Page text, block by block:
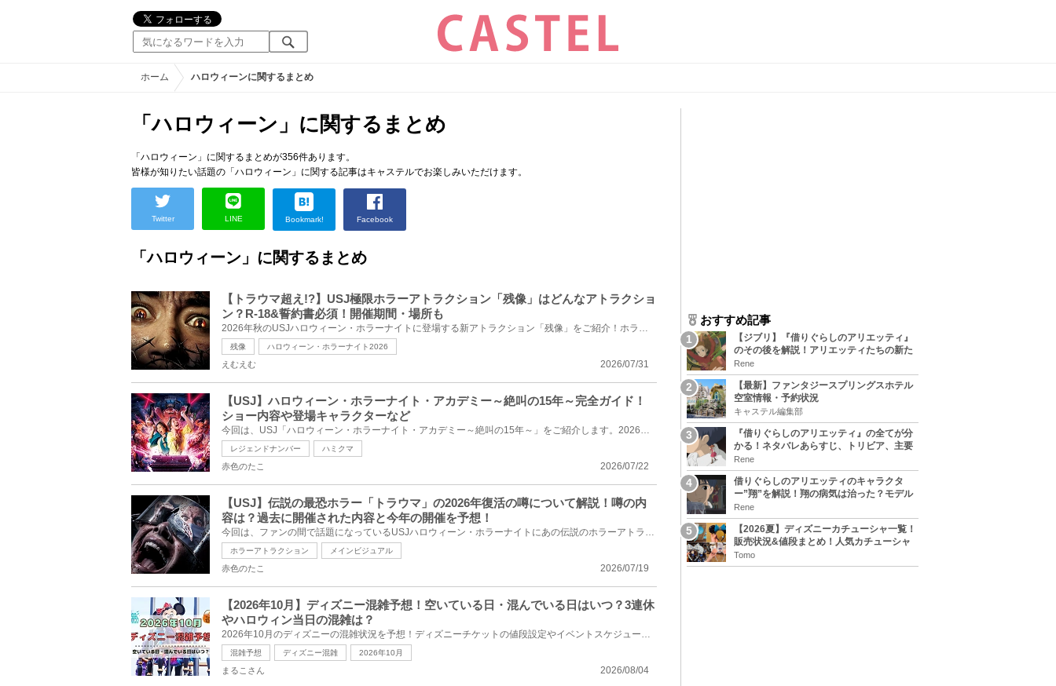
ホーム ハロウィーンに関するまとめ
「ハロウィーン」に関するまとめ
「ハロウィーン」に関するまとめが356件あります。
皆様が知りたい話題の「ハロウィーン」に関する記事はキャステルでお楽しみいただけます。
Twitter LINE Bookmark! Facebook
「ハロウィーン」に関するまとめ
【トラウマ超え!?】USJ極限ホラーアトラクション「残像」はどんなアトラクショ
ン？R-18&誓約書必須！開催期間・場所も
2026年秋のUSJハロウィーン・ホラーナイトに登場する新アトラクション「残像」をご紹介！ホラーナイト15...
残像 ハロウィーン・ホラーナイト2026
2026/07/31
えむえむ
【USJ】ハロウィーン・ホラーナイト・アカデミー～絶叫の15年～完全ガイド！
ショー内容や登場キャラクターなど
今回は、USJ「ハロウィーン・ホラーナイト・アカデミー～絶叫の15年～」をご紹介します。2026年9月11日...
レジェンドナンバー ハミクマ
2026/07/22
赤色のたこ
【USJ】伝説の最恐ホラー「トラウマ」の2026年復活の噂について解説！噂の内
容は？過去に開催された内容と今年の開催を予想！
今回は、ファンの間で話題になっているUSJハロウィーン・ホラーナイトにあの伝説のホラーアトラクション...
ホラーアトラクション メインビジュアル
2026/07/19
赤色のたこ
【2026年10月】ディズニー混雑予想！空いている日・混んでいる日はいつ？3連休
やハロウィン当日の混雑は？
2026年10月のディズニーの混雑状況を予想！ディズニーチケットの値段設定やイベントスケジュールをもと...
混雑予想 ディズニー混雑 2026年10月
2026/08/04
まるこさん
おすすめ記事
【ジブリ】『借りぐらしのアリエッティ』
のその後を解説！アリエッティたちの新た
な住処は？翔の病気は治る？
Rene
【最新】ファンタジースプリングスホテル
空室情報・予約状況
キャステル編集部
『借りぐらしのアリエッティ』の全てが分
かる！ネタバレあらすじ、トリビア、主要
キャラまとめ！
Rene
借りぐらしのアリエッティのキャラクタ
ー”翔”を解説！翔の病気は治った？モデル
は誰？
Rene
【2026夏】ディズニーカチューシャ一覧！
販売状況&値段まとめ！人気カチューシャ
をチェック
Tomo